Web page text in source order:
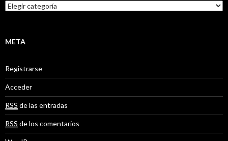
C
a
g
í
a
s
META
Registrarse
Acceder
RSS de las entradas
RSS de los comentarios